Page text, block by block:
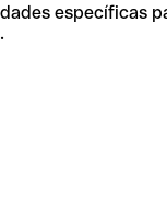
específicas